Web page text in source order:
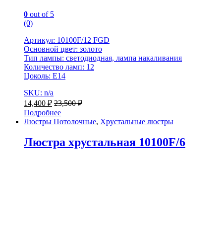
0 out of 5
(0)
Артикул: 10100F/12 FGD
Основной цвет: золото
Тип лампы: светодиодная, лампа накаливания
Количество ламп: 12
Цоколь: Е14
SKU: n/a
14,400 ₽ 23,500₽
Подробнее
Люстры Потолочные, Хрустальные люстры
Люстра хрустальная 10100F/6